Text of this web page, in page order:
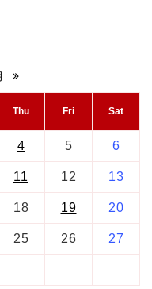
Thu Fri Sat
4 5 6
11 12 13
18 19 20
25 26 27